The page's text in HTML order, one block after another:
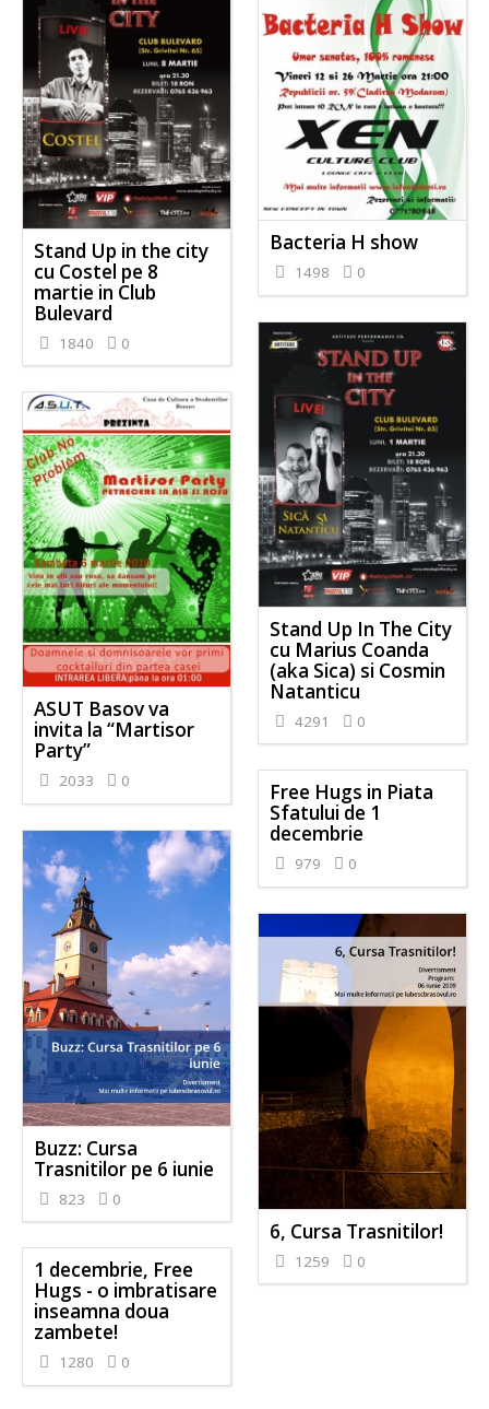
Bacteria H show
1498 0
Stand Up in the city
cu Costel pe 8
martie in Club
Bulevard
1840 0
Stand Up In The City
cu Marius Coanda
(aka Sica) si Cosmin
Natanticu
4291 0
ASUT Basov va
invita la “Martisor
Party”
2033 0
Free Hugs in Piata
Sfatului de 1
decembrie
979 0
Buzz: Cursa
Trasnitilor pe 6 iunie
823 0
6, Cursa Trasnitilor!
1259 0
1 decembrie, Free
Hugs - o imbratisare
inseamna doua
zambete!
1280 0